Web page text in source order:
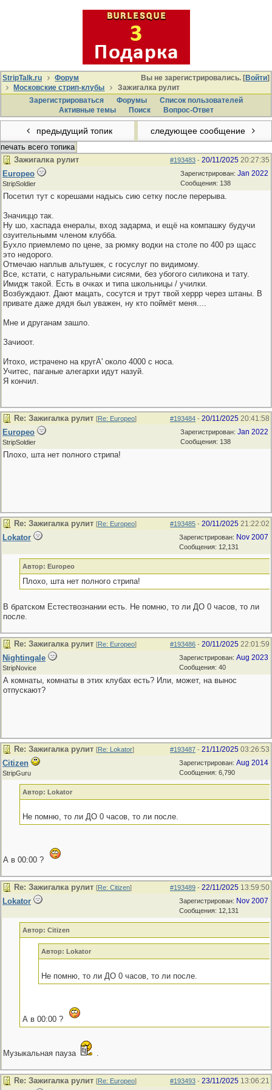
Вы не зарегистрировались. [Войти]
StripTalk.ru
Форум
Московские стрип-клубы
Зажигалка рулит
Зарегистрироваться
Форумы
Список пользователей
Активные темы
Поиcк Вопрос-Ответ
предыдущий топик следующее сообщение
печать всего топика
#193483 - 20/11/2025 20:27:35
Зажигалка рулит
Зарегистрирован: Jan 2022
Сообщения: 138
Europeo
StripSoldier
Посетил тут с корешами надысь сию сетку после перерыва.
Значиццо так.
Ну шо, хаспада енералы, вход задарма, и ещё на компашку будучи
озуительнымм членом клубба.
Бухло приемлемо по цене, за рюмку водки на столе по 400 рэ щасс
это недорого.
Отмечаю наплыв альтушек, с госуслуг по видимому.
Все, кстати, с натуральными сисями, без убогого силикона и тату.
Имидж такой. Есть в очках и типа школьницы / училки.
Возбуждают. Дают мацать, сосутся и трут твой херрр через штаны. В
привате даже дядя был уважен, ну кто поймёт меня....
Мне и друганам зашло.
Зачиоот.
Итохо, истрачено на кругА' около 4000 с носа.
Учитес, паганые алегархи идут назуй.
Я кончил.
#193484 - 20/11/2025 20:41:58
Re: Зажигалка рулит [Re: Europeo]
Зарегистрирован: Jan 2022
Сообщения: 138
Europeo
StripSoldier
Плохо, шта нет полного стрипа!
#193485 - 20/11/2025 21:22:02
Re: Зажигалка рулит [Re: Europeo]
Зарегистрирован: Nov 2007
Сообщения: 12,131
Lokator
Автор: Europeo
Плохо, шта нет полного стрипа!
В братском Естествознании есть. Не помню, то ли ДО 0 часов, то ли
после.
#193486 - 20/11/2025 22:01:59
Re: Зажигалка рулит [Re: Europeo]
Зарегистрирован: Aug 2023
Сообщения: 40
Nightingale
StripNovice
А комнаты, комнаты в этих клубах есть? Или, может, на вынос
отпускают?
#193487 - 21/11/2025 03:26:53
Re: Зажигалка рулит [Re: Lokator]
Зарегистрирован: Aug 2014
Сообщения: 6,790
Citizen
StripGuru
Автор: Lokator
Не помню, то ли ДО 0 часов, то ли после.
А в 00:00 ?
#193489 - 22/11/2025 13:59:50
Re: Зажигалка рулит [Re: Citizen]
Зарегистрирован: Nov 2007
Сообщения: 12,131
Lokator
Автор: Citizen
Автор: Lokator
Не помню, то ли ДО 0 часов, то ли после.
А в 00:00 ?
Музыкальная пауза .
#193493 - 23/11/2025 13:06:21
Re: Зажигалка рулит [Re: Europeo]